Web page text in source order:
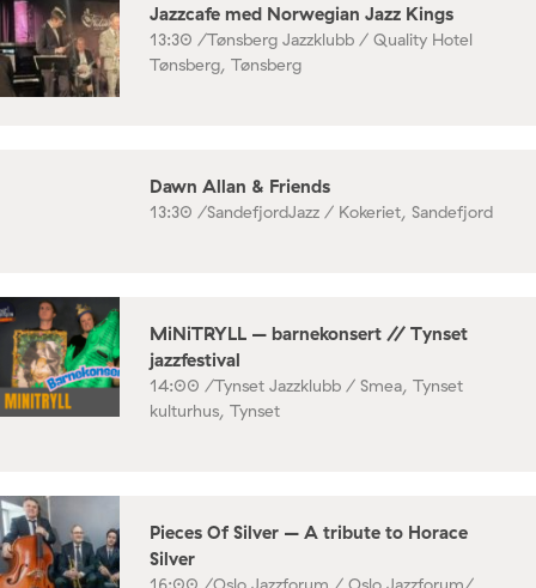
Jazzcafe med Norwegian Jazz Kings
13:30 /Tønsberg Jazzklubb / Quality Hotel
Tønsberg, Tønsberg
Dawn Allan & Friends
13:30 /SandefjordJazz / Kokeriet, Sandefjord
MiNiTRYLL – barnekonsert // Tynset
jazzfestival
14:00 /Tynset Jazzklubb / Smea, Tynset
kulturhus, Tynset
Pieces Of Silver – A tribute to Horace
Silver